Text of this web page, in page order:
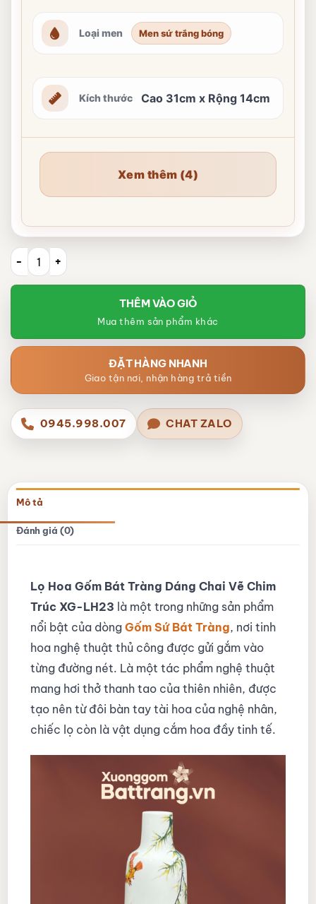
Loại men Men sứ trắng bóng
Kích thước Cao 31cm x Rộng 14cm
Xem thêm (4)
Lọ Hoa Gốm Bát Tràng Dáng Chai Vẽ Chim Trúc XG-LH23 số
THÊM VÀO GIỎ
Mua thêm sản phẩm khác
ĐẶT HÀNG NHANH
Giao tận nơi, nhận hàng trả tiền
0945.998.007 CHAT ZALO
Mô tả
Đánh giá (0)
Lọ Hoa Gốm Bát Tràng Dáng Chai Vẽ Chim
Trúc XG-LH23 là một trong những sản phẩm
nổi bật của dòng Gốm Sứ Bát Tràng, nơi tinh
hoa nghệ thuật thủ công được gửi gắm vào
từng đường nét. Là một tác phẩm nghệ thuật
mang hơi thở thanh tao của thiên nhiên, được
tạo nên từ đôi bàn tay tài hoa của nghệ nhân,
chiếc lọ còn là vật dụng cắm hoa đầy tinh tế.